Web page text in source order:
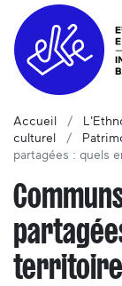
Accueil
culturel
partagées : quels